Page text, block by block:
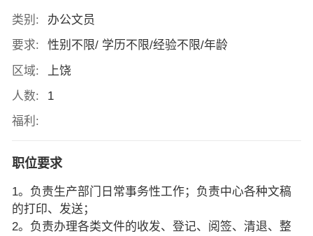
类别:
办公文员
要求:
性别不限/ 学历不限/经验不限/年龄
区域:
上饶
人数:
1
福利:
职位要求
1。负责生产部门日常事务性工作；负责中心各种文稿
的打印、发送；
2。负责办理各类文件的收发、登记、阅签、清退、整